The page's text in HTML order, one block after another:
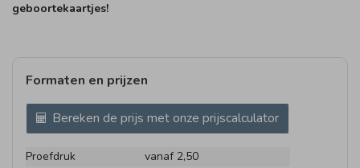
geboortekaartjes!
Formaten en prijzen
Bereken de prijs met onze prijscalculator
Proefdruk
vanaf 2,50